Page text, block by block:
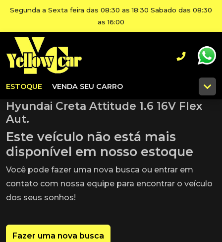
Segunda a Sexta feira das 08:30 as 18:30 Sabado das 08:30
as 16:00
ESTOQUE VENDA SEU CARRO
Hyundai Creta Attitude 1.6 16V Flex
Aut.
Este veículo não está mais
disponível em nosso estoque
Você pode fazer uma nova busca ou entrar em
contato com nossa equipe para encontrar o veículo
dos seus sonhos!
Fazer uma nova busca